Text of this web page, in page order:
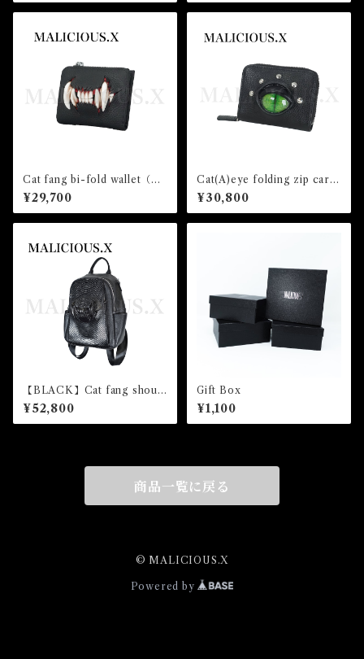
Cat fang bi-fold wallet（mi
ni)Black
¥29,700
Cat(A)eye folding zip card
& coin case（pocket）/ Gre
en
¥30,800
【BLACK】Cat fang should
er & backpack（snake）
¥52,800
Gift Box
¥1,100
商品一覧に戻る
© MALICIOUS.X
Powered by